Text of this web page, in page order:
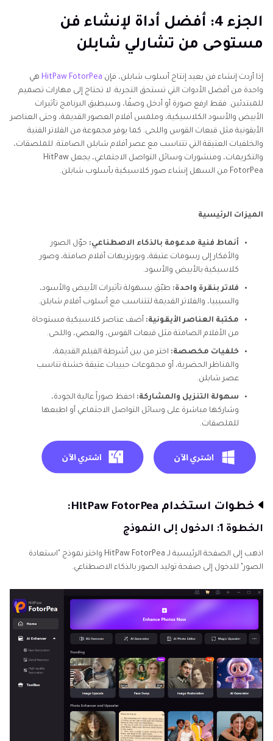
الجزء 4: أفضل أداة لإنشاء فن
مستوحى من تشارلي شابلن
إذا أردت إنشاء فن يعيد إنتاج أسلوب شابلن، فإن HitPaw FotorPea هي
واحدة من أفضل الأدوات التي تستحق التجربة. لا تحتاج إلى مهارات تصميم
للمبتدئين. فقط ارفع صورة أو أدخل وصفًا، وسيطبق البرنامج تأثيرات
الأبيض والأسود الكلاسيكية، وملمس أفلام العصور القديمة، وحتى العناصر
الأيقونية مثل قبعات القوس واللحى. كما يوفر مجموعة من الفلاتر الفنية
والخلفيات العتيقة التي تتناسب مع عصر أفلام شابلن الصامتة. للملصقات،
والتكريمات، ومنشورات وسائل التواصل الاجتماعي، يجعل HitPaw
FotorPea من السهل إنشاء صور كلاسيكية بأسلوب شابلن.
الميزات الرئيسية
أنماط فنية مدعومة بالذكاء الاصطناعي: حوّل الصور
والأفكار إلى رسومات عتيقة، وبورتريهات أفلام صامتة، وصور
كلاسيكية بالأبيض والأسود.
فلاتر بنقرة واحدة: طبّق بسهولة تأثيرات الأبيض والأسود،
والسيبيا، والفلاتر القديمة لتتناسب مع أسلوب أفلام شابلن.
مكتبة العناصر الأيقونية: أضف عناصر كلاسيكية مستوحاة
من الأفلام الصامتة مثل قبعات القوس، والعصي، واللحى.
خلفيات مخصصة: اختر من بين أشرطة الفيلم القديمة،
والمناظر الحضرية، أو مجموعات حبيبات عتيقة خشنة تناسب
عصر شابلن.
سهولة التنزيل والمشاركة: احفظ صوراً عالية الجودة،
وشاركها مباشرة على وسائل التواصل الاجتماعي أو اطبعها
للملصقات.
خطوات استخدام HitPaw FotorPea:
الخطوة 1: الدخول إلى النموذج
اذهب إلى الصفحة الرئيسية لـ HitPaw FotorPea واختر نموذج "استعادة
الصور" للدخول إلى صفحة توليد الصور بالذكاء الاصطناعي.